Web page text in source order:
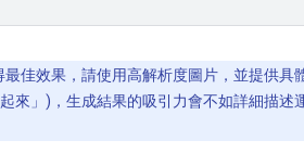
佳效果，請使用高解析度圖片，並提供具
來」)，生成結果的吸引力會不如詳細描述